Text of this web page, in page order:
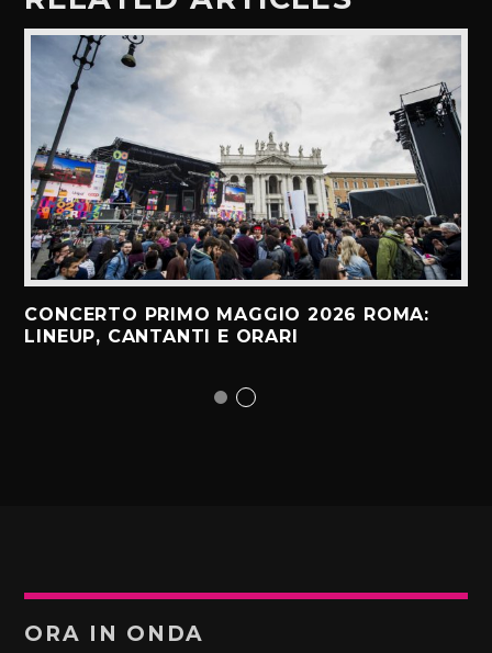
CONCERTO PRIMO MAGGIO 2026 ROMA:
LINEUP, CANTANTI E ORARI
ORA IN ONDA